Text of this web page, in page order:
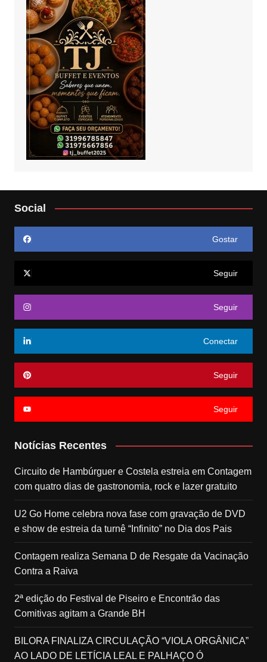
Social
Gostar
Seguir
Seguir
Conectar
Seguir
Seguir
Notícias Recentes
Circuito de Hambúrguer e Costela estreia em Contagem
com quatro dias de gastronomia, rock e lazer gratuito
U2 Go Home celebra nova fase com gravação de DVD
e show de estreia da turnê “Infinito” no Dia dos Pais
Contagem realiza Semana D de Resgate da Vacinação
Contra a Raiva
2ª edição do Festival de Piseiro e Encontrão das
Comitivas agitam a Grande BH
BILORA FINALIZA CIRCULAÇÃO “VIOLA ORGÂNICA”
AO LADO DE LETÍCIA LEAL E PALHAÇO Ó